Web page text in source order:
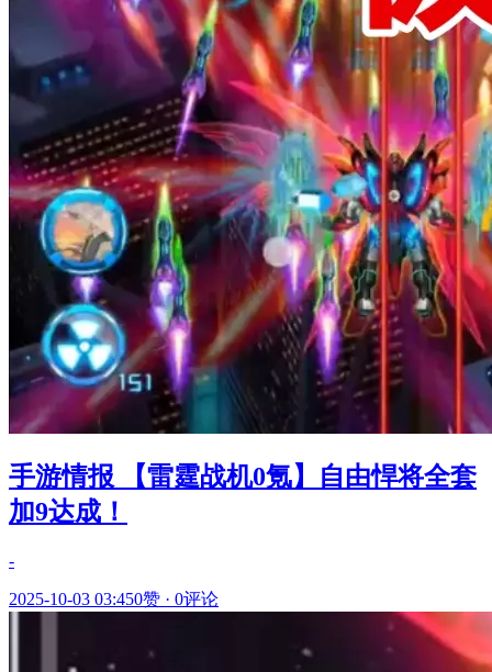
手游情报 【雷霆战机0氪】自由悍将全套
加9达成！
-
2025-10-03 03:450赞 · 0评论